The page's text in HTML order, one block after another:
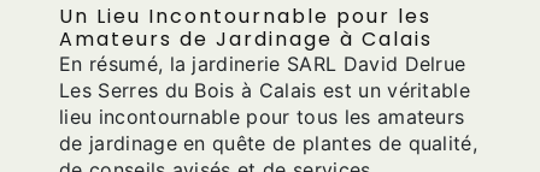
Un Lieu Incontournable pour les
Amateurs de Jardinage à Calais
En résumé, la jardinerie SARL David Delrue
Les Serres du Bois à Calais est un véritable
lieu incontournable pour tous les amateurs
de jardinage en quête de plantes de qualité,